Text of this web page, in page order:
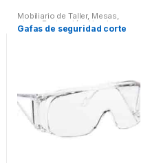
Mobiliario de Taller, Mesas,
otros Protección, Limpieza y
Aspirado, Ropa De Trabajo
Gafas de seguridad corte